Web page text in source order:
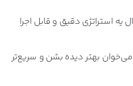
یه استراتژی دقیق و قابل اجرا
بهتر دیده بشن و سریع‌تر